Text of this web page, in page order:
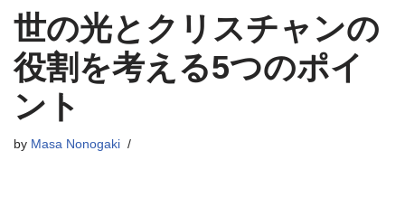
ッ
プ
世の光とクリスチャンの
役割を考える5つのポイ
ント
by Masa Nonogaki